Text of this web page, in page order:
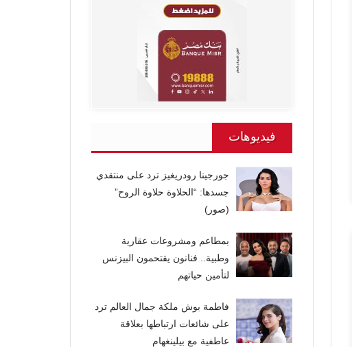
فيديوهات
جورجينا رودريغيز ترد على منتقدي
جسدها: “الحلاوة حلاوة الروح”
(صور)
بمطاعم ومشروعات عقارية
وطبية.. فنانون يقتحمون البيزنس
لتأمين حياتهم
فاطمة بوش ملكة جمال العالم ترد
على شائعات ارتباطها بعلاقة
عاطفية مع بيلينغهام